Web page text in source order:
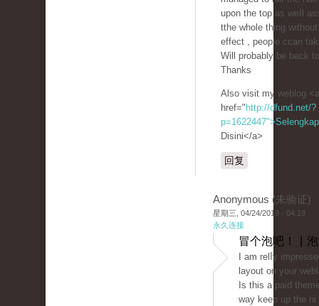
upon the top as weⅼl
tthe ᴡhole thing
effect , people ccan
Will probably be back
Thanks
Also visit my weblog <a
href=" http://dfund.net/?
Disini</a>
回复
Anonymous (未验证)
星期三, 04/24/2019 - 04:19
永久连接
冒个泡吧！ |
I am relⅼy
layout on your
Is this a paid
way keep up the